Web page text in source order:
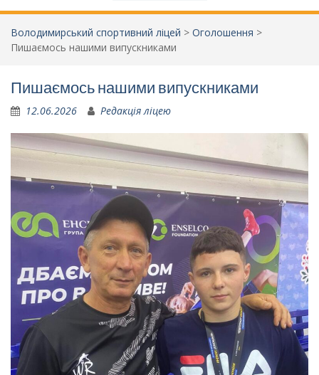
Володимирський спортивний ліцей > Оголошення >
Пишаємось нашими випускниками
Пишаємось нашими випускниками
12.06.2026 Редакція ліцею